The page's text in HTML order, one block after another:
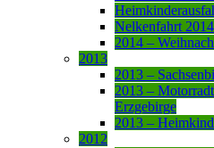
Nelkenfahrt 2014
2014 –
2013
2013 –
2013 –
Erzgebirge
2013 –
2012